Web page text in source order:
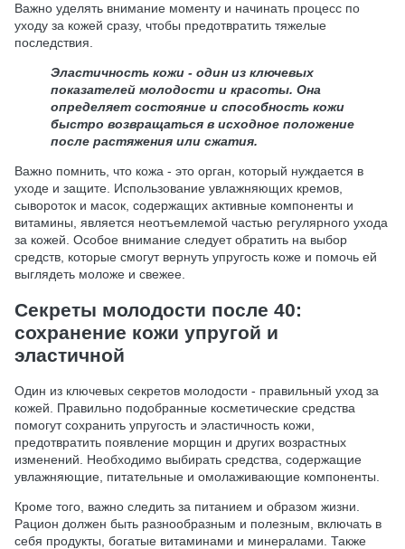
Важно уделять внимание моменту и начинать процесс по
уходу за кожей сразу, чтобы предотвратить тяжелые
последствия.
Эластичность кожи - один из ключевых
показателей молодости и красоты. Она
определяет состояние и способность кожи
быстро возвращаться в исходное положение
после растяжения или сжатия.
Важно помнить, что кожа - это орган, который нуждается в
уходе и защите. Использование увлажняющих кремов,
сывороток и масок, содержащих активные компоненты и
витамины, является неотъемлемой частью регулярного ухода
за кожей. Особое внимание следует обратить на выбор
средств, которые смогут вернуть упругость коже и помочь ей
выглядеть моложе и свежее.
Секреты молодости после 40:
сохранение кожи упругой и
эластичной
Один из ключевых секретов молодости - правильный уход за
кожей. Правильно подобранные косметические средства
помогут сохранить упругость и эластичность кожи,
предотвратить появление морщин и других возрастных
изменений. Необходимо выбирать средства, содержащие
увлажняющие, питательные и омолаживающие компоненты.
Кроме того, важно следить за питанием и образом жизни.
Рацион должен быть разнообразным и полезным, включать в
себя продукты, богатые витаминами и минералами. Также